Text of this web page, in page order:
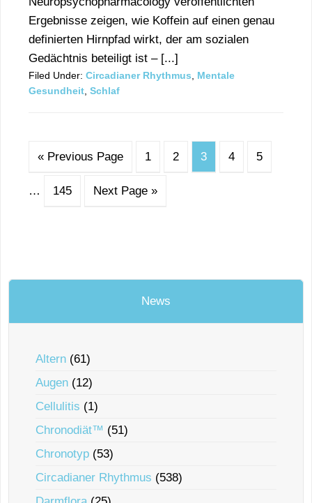
Ergebnisse zeigen, wie Koffein auf einen genau
definierten Hirnpfad wirkt, der am sozialen
Gedächtnis beteiligt ist – [...]
Filed Under: Circadianer Rhythmus
Mentale
Gesundheit Schlaf
« Previous Page 1 2 3 4 5
… 145 Next Page »
News
Altern (61)
Augen (12)
Cellulitis (1)
Chronodiät™ (51)
Chronotyp (53)
Circadianer Rhythmus (538)